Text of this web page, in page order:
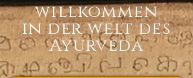
willkommen
in derweltdes
Ayurveda